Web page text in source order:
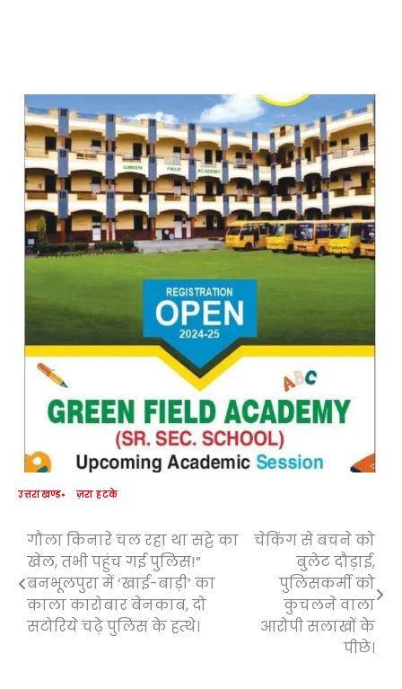
उत्तराखण्ड ज़रा हटके
Post
navigation
गौला किनारे चल रहा था सट्टे का
खेल, तभी पहुंच गई पुलिस!”
बनभूलपुरा में ‘खाई-बाड़ी’ का
काला कारोबार बेनकाब, दो
सटोरिये चढ़े पुलिस के हत्थे।
चेकिंग से बचने को
बुलेट दौड़ाई,
पुलिसकर्मी को
कुचलने वाला
आरोपी सलाखों के
पीछे।